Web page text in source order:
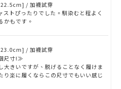
/ 加襪試穿
ストぴったりでした。馴染むと程よく
かもです。
/ 加襪試穿
尺寸!≫
大きいですが、脱げることなく履けま
り楽に履くならこの尺寸でもいい感じ